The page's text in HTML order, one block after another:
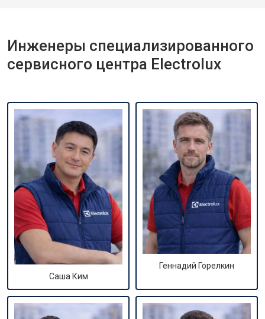
Инженеры специализированного
сервисного центра Electrolux
Саша Ким
Геннадий Горелкин